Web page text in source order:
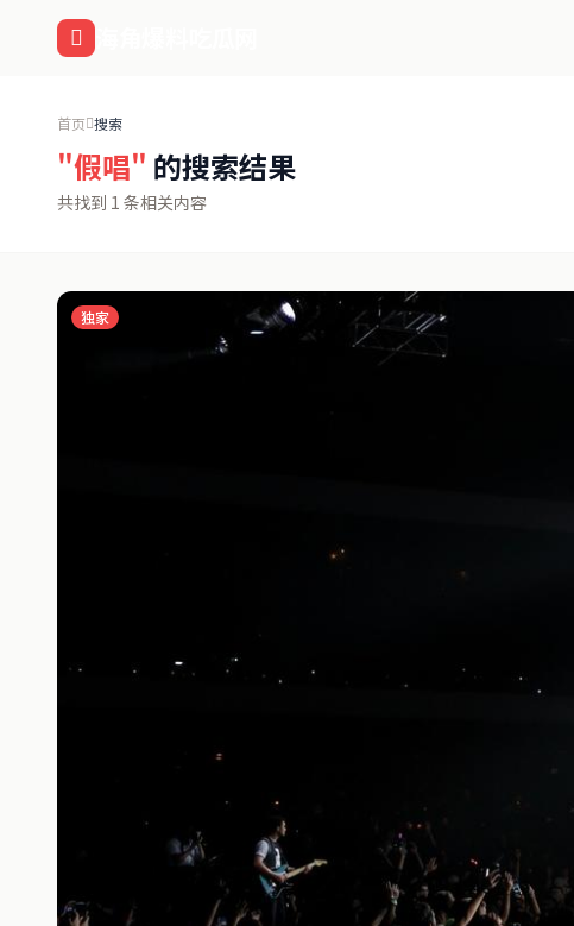
跳过导航
首页 搜索
"假唱" 的搜索结果
共找到 1 条相关内容
独家